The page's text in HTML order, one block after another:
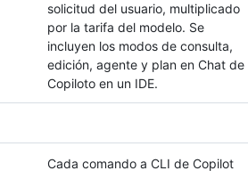
solicitud del usuario, multiplicado
por la tarifa del modelo. Se
incluyen los modos de consulta,
edición, agente y plan en Chat de
Copiloto en un IDE.
Cada comando a CLI de Copilot